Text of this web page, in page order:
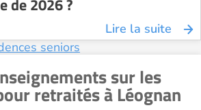
de 2026 ?
Lire la suite
seniors
sur les
retraités à Léognan